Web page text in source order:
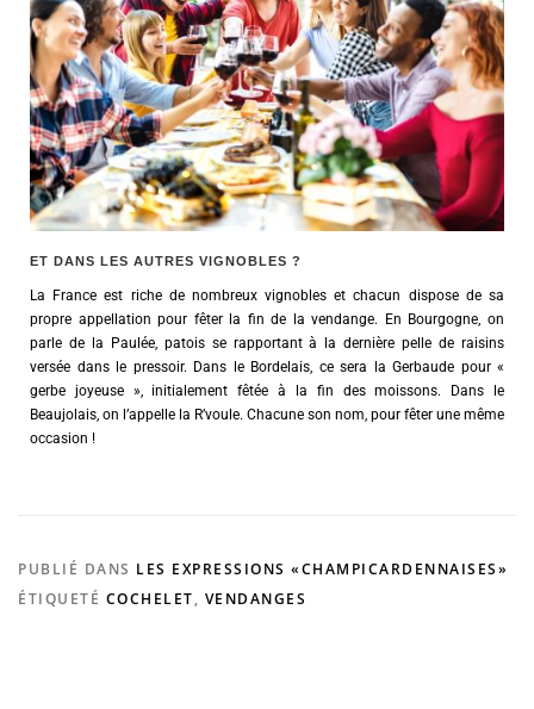
ET DANS LES AUTRES VIGNOBLES ?
La France est riche de nombreux vignobles et chacun dispose de sa
propre appellation pour fêter la fin de la vendange. En Bourgogne, on
parle de la Paulée, patois se rapportant à la dernière pelle de raisins
versée dans le pressoir. Dans le Bordelais, ce sera la Gerbaude pour «
gerbe joyeuse », initialement fêtée à la fin des moissons. Dans le
Beaujolais, on l’appelle la R’voule. Chacune son nom, pour fêter une même
occasion !
PUBLIÉ DANS LES EXPRESSIONS «CHAMPICARDENNAISES»
ÉTIQUETÉ COCHELET, VENDANGES